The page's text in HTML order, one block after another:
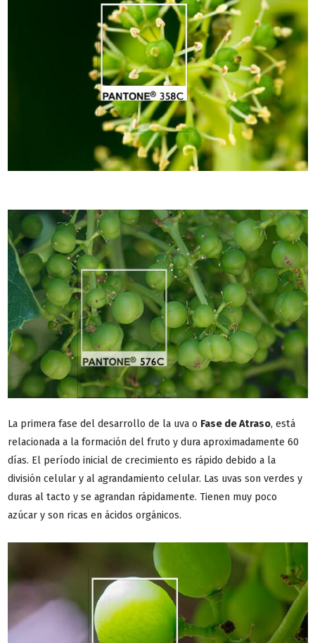
La primera fase del desarrollo de la uva o Fase de Atraso, está
relacionada a la formación del fruto y dura aproximadamente 60
días. El período inicial de crecimiento es rápido debido a la
división celular y al agrandamiento celular. Las uvas son verdes y
duras al tacto y se agrandan rápidamente. Tienen muy poco
azúcar y son ricas en ácidos orgánicos.